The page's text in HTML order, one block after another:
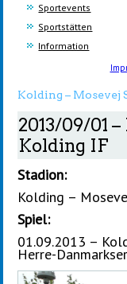
Sportevents
Sportstätten
Information
Kolding – Mosevej
2013/09/01
Kolding IF
Stadion:
Kolding –
Spiel:
01.09.2013 –
Herre-